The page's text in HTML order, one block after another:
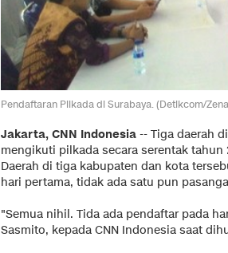
Pendaftaran Pilkada di Surabaya. (Detikcom/
Jakarta, CNN Indonesia -- Tiga daerah
mengikuti pilkada secara serentak
Daerah di tiga kabupaten dan kota
hari pertama, tidak ada satu pun
"Semua nihil. Tida ada pendaftar pada
Sasmito, kepada CNN Indonesia saat